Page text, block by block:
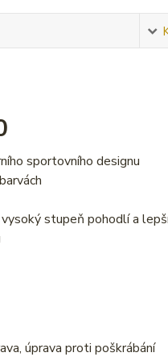
sportovního designu
stupeň pohodlí a
úprava proti poškrábání